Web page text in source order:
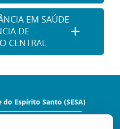
EM SAÚDE
DE
CENTRAL
do Espírito Santo (SESA)